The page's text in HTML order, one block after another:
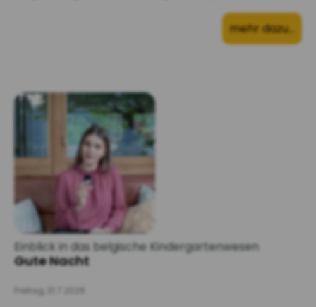
mehr dazu…
Einblick in das belgische Kindergartenwesen
Gute Nacht
Freitag, 31.7.2026